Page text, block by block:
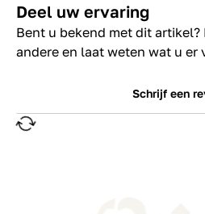
Deel uw ervaring
Bent u bekend met dit
andere en laat weten wat u er
Schrijf een